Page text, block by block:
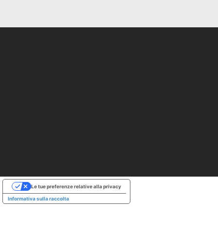
Informativa sulla raccolta
Le tue preferenze relative alla privacy